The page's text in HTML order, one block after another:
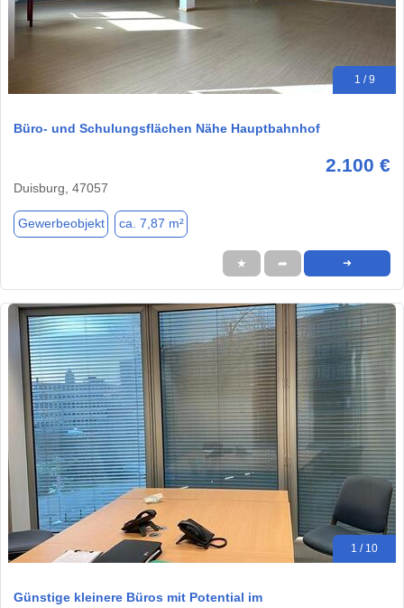
1 / 9
Büro- und Schulungsflächen Nähe Hauptbahnhof
2.100 €
Duisburg, 47057
Gewerbeobjekt ca. 7,87 m²
★ ➦ ➜
1 / 10
Günstige kleinere Büros mit Potential im